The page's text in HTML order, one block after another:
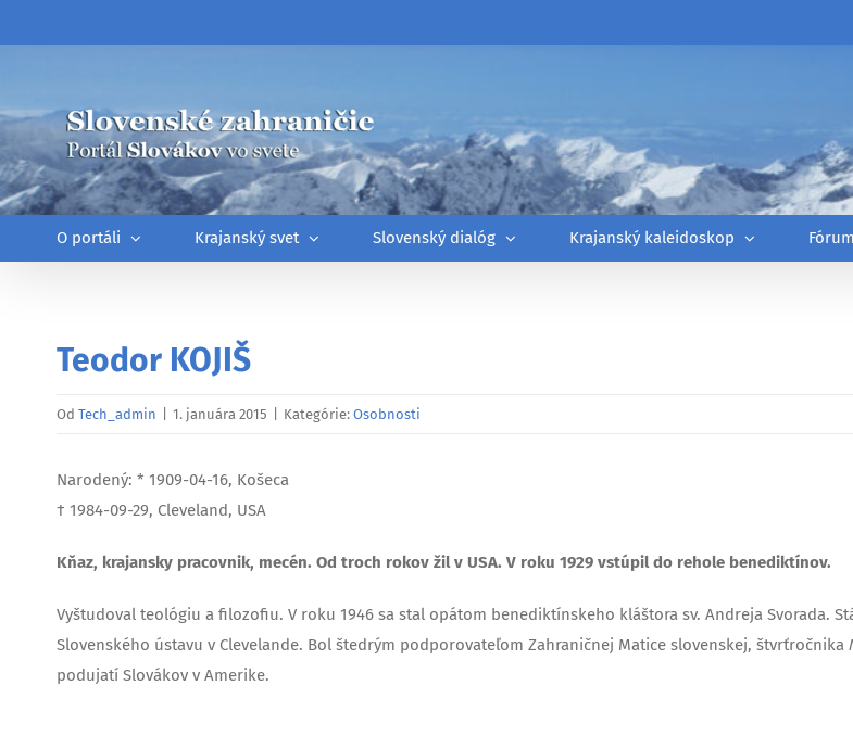
to
O portáli Krajanský svet Slovenský dialóg Krajanský kaleidoskop Fórum
Teodor KOJIŠ
Od Tech_admin 1. januára 2015 Kategórie: Osobnosti
Narodený: * 1909-04-16, Košeca
† 1984-09-29, Cleveland, USA
Kňaz, krajansky pracovnik, mecén. Od troch rokov žil v USA. V roku 1929 vstúpil do rehole benediktínov.
Vyštudoval teológiu a filozofiu. V roku 1946 sa stal opátom benediktínskeho kláštora sv. Andreja Svorada.
Slovenského ústavu v Clevelande. Bol štedrým podporovateľom Zahraničnej Matice slovenskej, štvrťročnika
podujatí Slovákov v Amerike.